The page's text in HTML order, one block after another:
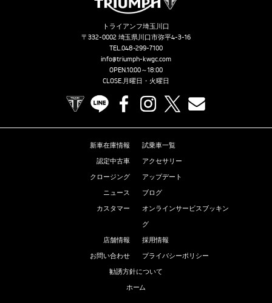
トライアンフ埼玉川口
〒332-0002 埼玉県川口市弥平4-3-16
TEL.048-299-7100
info@triumph-kwgc.com
OPEN.10:00～18:00
CLOSE.月曜日・火曜日
TRIUMPH OFFICIAL SITE
LINE FacebookInstagram
新車在庫情報
試乗車一覧
認定中古車
アクセサリー
クロージング
アップデート
ニュース
ブログ
カスタマー
オンラインサービスブッキン
グ
店舗情報
採用情報
お問い合わせ
プライバシーポリシー
勧誘方針について
ホーム